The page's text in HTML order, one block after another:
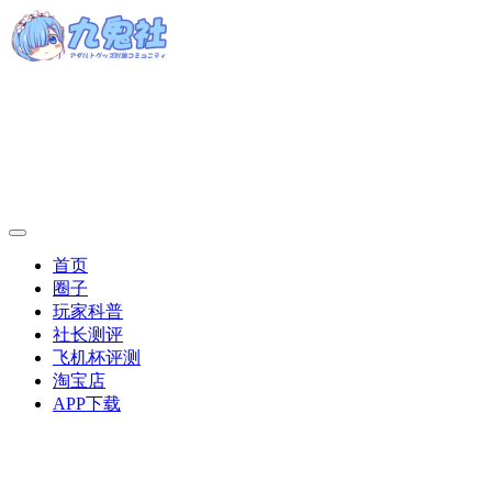
首页
圈子
玩家科普
社长测评
飞机杯评测
淘宝店
APP下载